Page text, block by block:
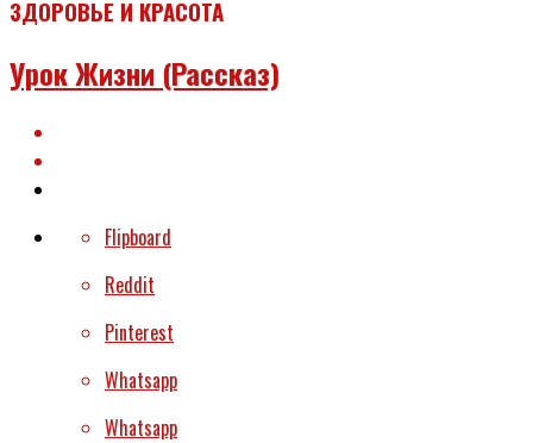
ЗДОРОВЬЕ И КРАСОТА
Урок Жизни (рассказ)
Flipboard
Reddit
Pinterest
Whatsapp
Whatsapp